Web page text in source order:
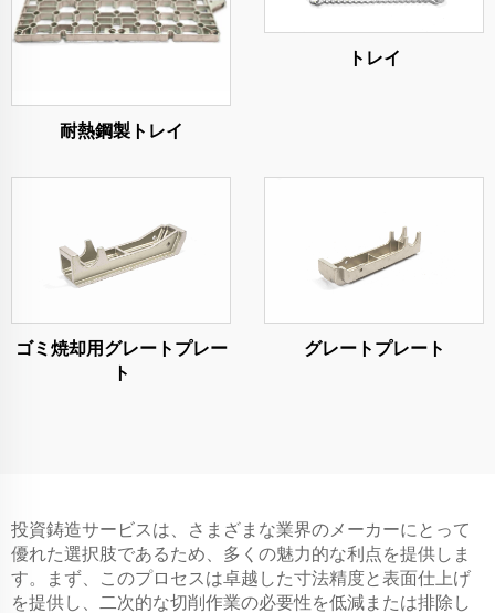
耐熱鋼製トレイ
トレイ
ゴミ焼却用グレートプレー
ト
グレートプレート
投資鋳造サービスは、さまざまな業界のメーカーにとって
優れた選択肢であるため、多くの魅力的な利点を提供しま
す。まず、このプロセスは卓越した寸法精度と表面仕上げ
を提供し、二次的な切削作業の必要性を低減または排除し